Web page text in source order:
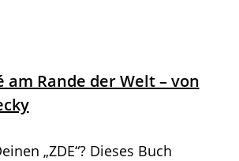
am Rande der Welt – von
„ZDE“? Dieses Buch